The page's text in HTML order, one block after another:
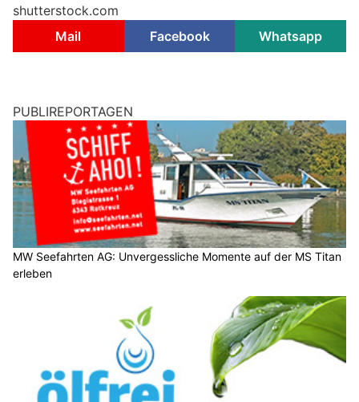
shutterstock.com
Mail
Facebook Whatsapp
PUBLIREPORTAGEN
MW Seefahrten AG: Unvergessliche Momente auf der MS Titan
erleben